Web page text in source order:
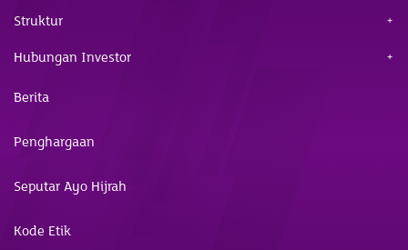
Struktur
Hubungan Investor
Berita
Penghargaan
Seputar Ayo Hijrah
Kode Etik